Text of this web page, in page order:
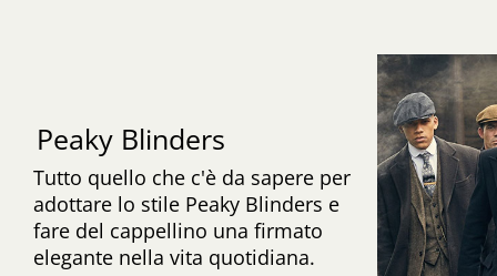
Peaky Blinders
Tutto quello che c'è da sapere per
adottare lo stile Peaky Blinders e
fare del cappellino una firmato
elegante nella vita quotidiana.